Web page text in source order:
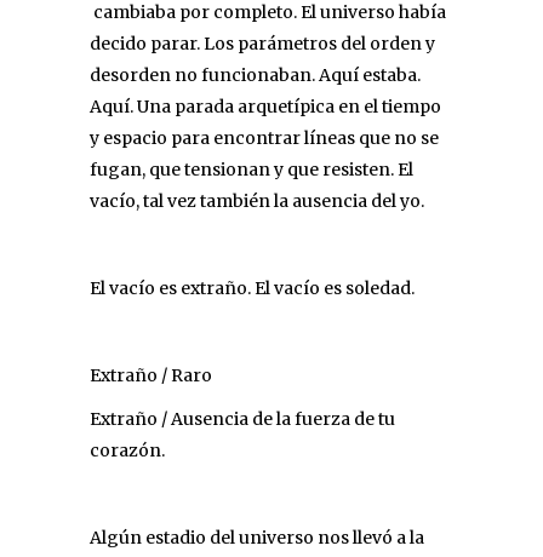
cambiaba por completo. El universo había
decido parar. Los parámetros del orden y
desorden no funcionaban. Aquí estaba.
Aquí. Una parada arquetípica en el tiempo
y espacio para encontrar líneas que no se
fugan, que tensionan y que resisten. El
vacío, tal vez también la ausencia del yo.
El vacío es extraño. El vacío es soledad.
Extraño / Raro
Extraño / Ausencia de la fuerza de tu
corazón.
Algún estadio del universo nos llevó a la